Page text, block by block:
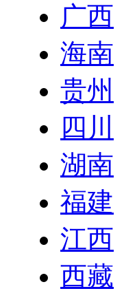
广西
海南
贵州
四川
湖南
福建
江西
西藏